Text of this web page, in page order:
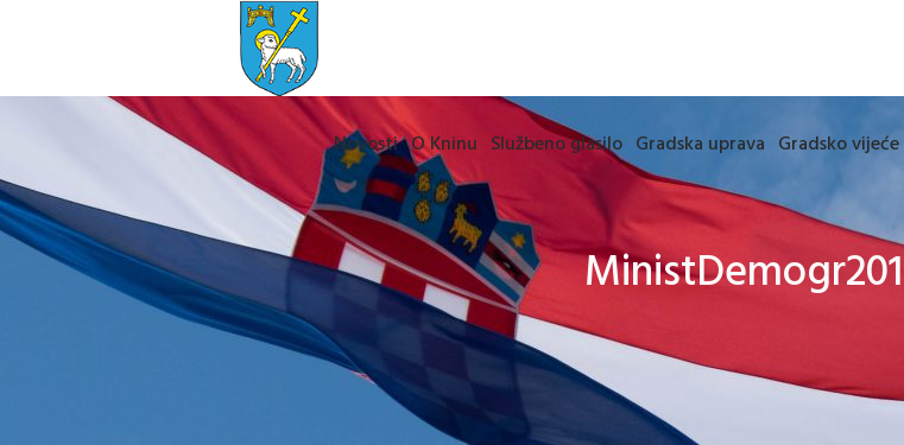
Novosti O Kninu Službeno glasilo Gradska uprava Gradsko vijeće